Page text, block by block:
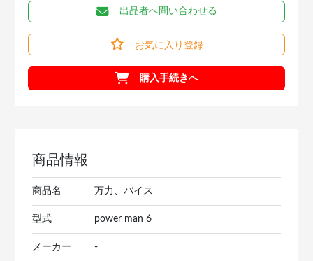
出品者へ問い合わせる
お気に入り登録
購入手続きへ
商品情報
商品名 万力、バイス
型式 power man 6
メーカー -